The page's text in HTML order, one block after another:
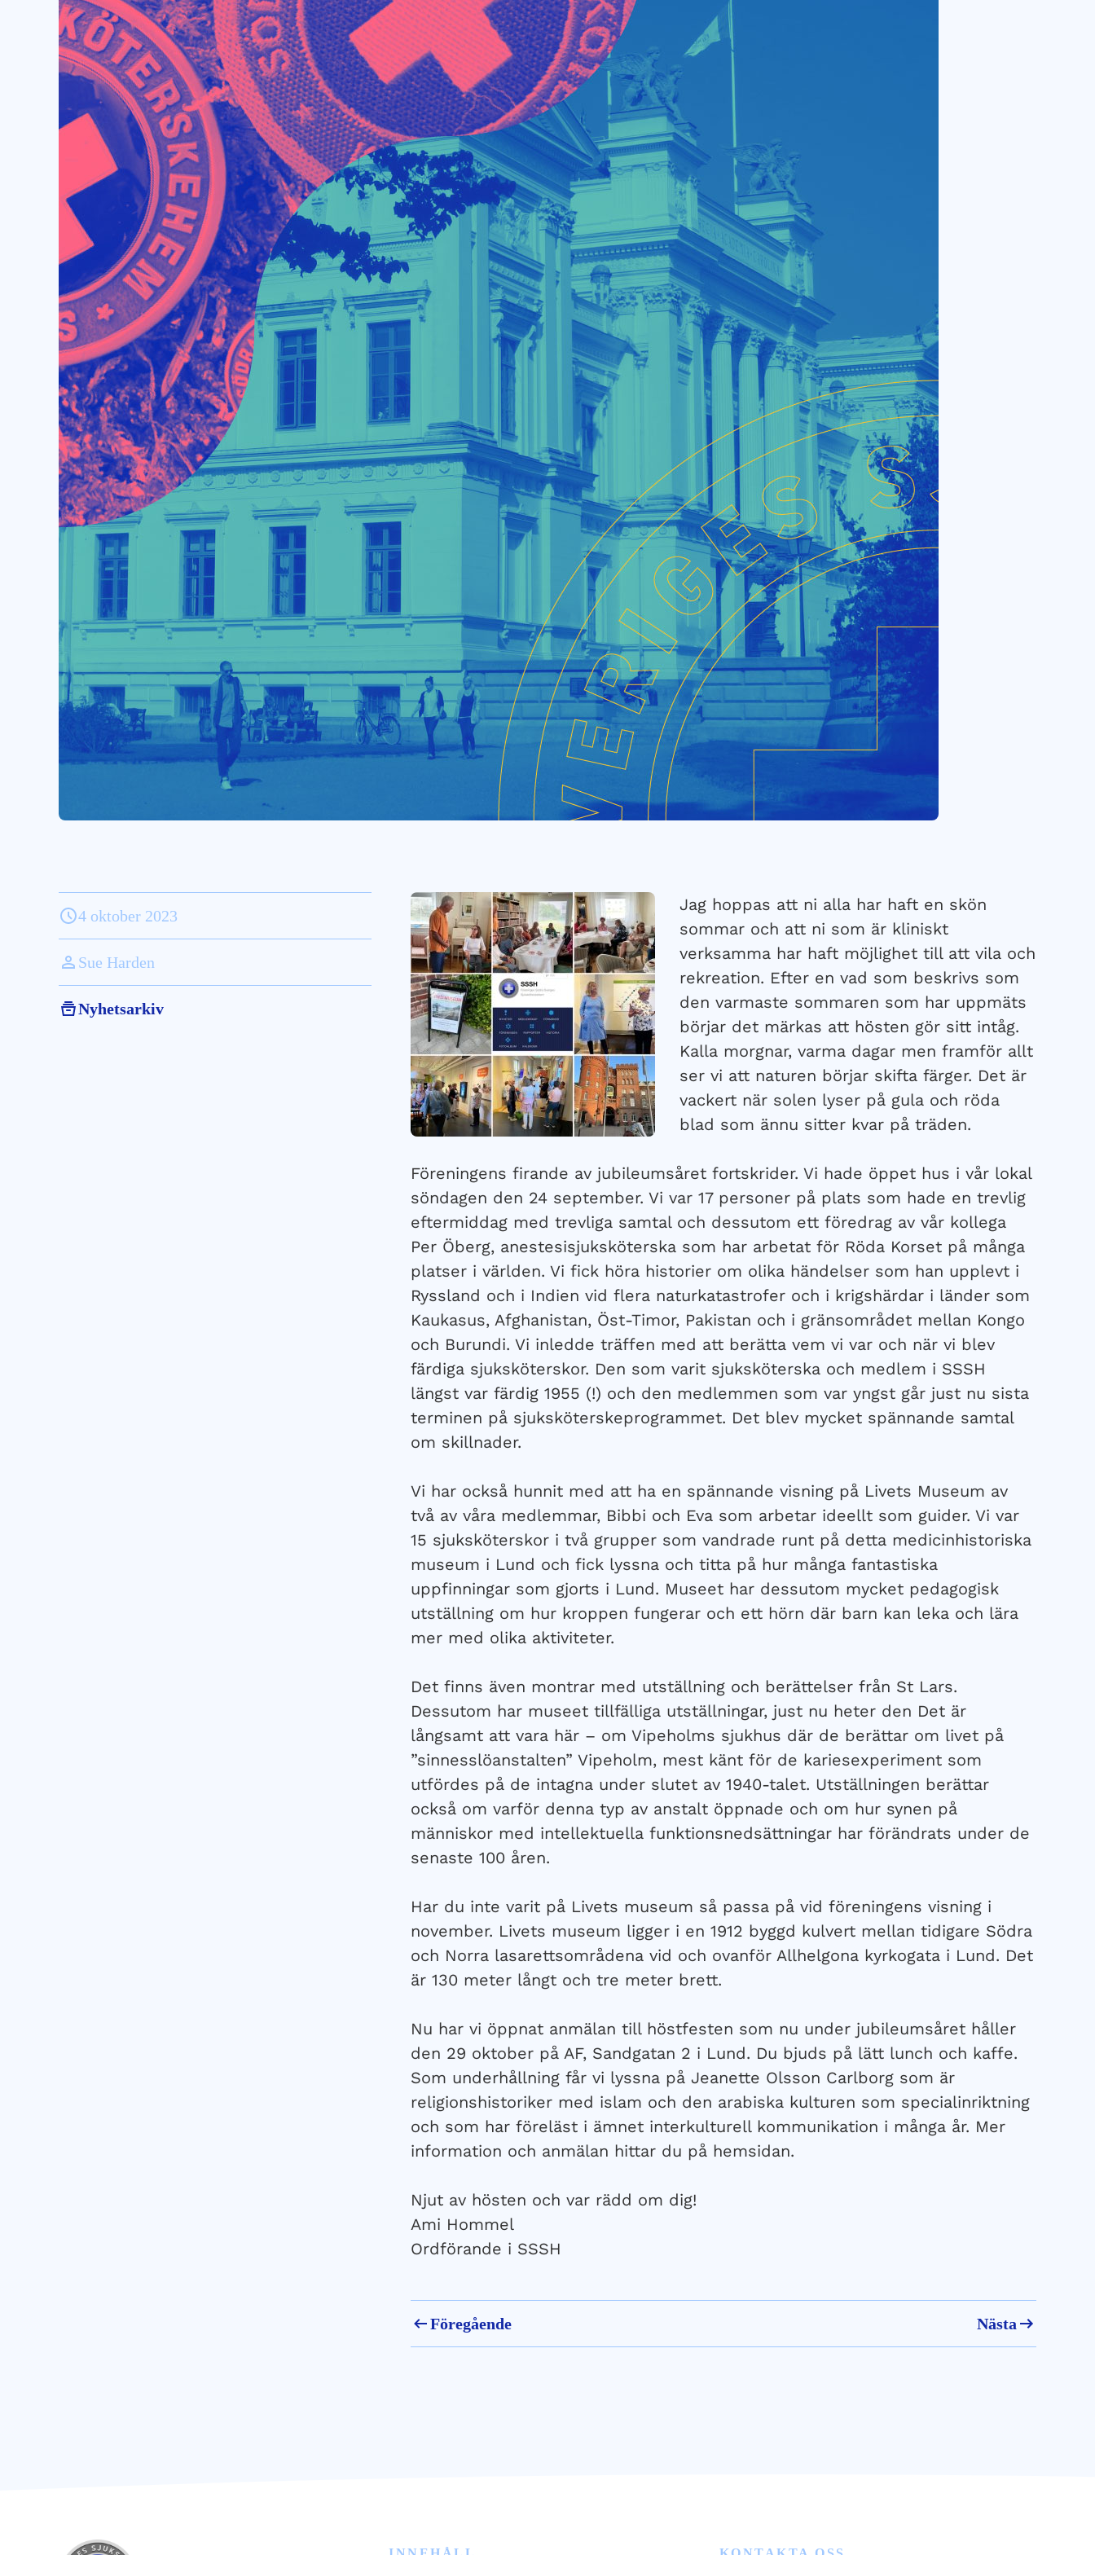
4 oktober 2023
Sue Harden
Nyhetsarkiv
Jag hoppas att ni alla har haft en skön
sommar och att ni som är kliniskt
verksamma har haft möjlighet till att vila och
rekreation. Efter en vad som beskrivs som
den varmaste sommaren som har uppmäts
börjar det märkas att hösten gör sitt intåg.
Kalla morgnar, varma dagar men framför allt
ser vi att naturen börjar skifta färger. Det är
vackert när solen lyser på gula och röda
blad som ännu sitter kvar på träden.
Föreningens firande av jubileumsåret fortskrider. Vi hade öppet hus i vår lokal
söndagen den 24 september. Vi var 17 personer på plats som hade en trevlig
eftermiddag med trevliga samtal och dessutom ett föredrag av vår kollega
Per Öberg, anestesisjuksköterska som har arbetat för Röda Korset på många
platser i världen. Vi fick höra historier om olika händelser som han upplevt i
Ryssland och i Indien vid flera naturkatastrofer och i krigshärdar i länder som
Kaukasus, Afghanistan, Öst-Timor, Pakistan och i gränsområdet mellan Kongo
och Burundi. Vi inledde träffen med att berätta vem vi var och när vi blev
färdiga sjuksköterskor. Den som varit sjuksköterska och medlem i SSSH
längst var färdig 1955 (!) och den medlemmen som var yngst går just nu sista
terminen på sjuksköterskeprogrammet. Det blev mycket spännande samtal
om skillnader.
Vi har också hunnit med att ha en spännande visning på Livets Museum av
två av våra medlemmar, Bibbi och Eva som arbetar ideellt som guider. Vi var
15 sjuksköterskor i två grupper som vandrade runt på detta medicinhistoriska
museum i Lund och fick lyssna och titta på hur många fantastiska
uppfinningar som gjorts i Lund. Museet har dessutom mycket pedagogisk
utställning om hur kroppen fungerar och ett hörn där barn kan leka och lära
mer med olika aktiviteter.
Det finns även montrar med utställning och berättelser från St Lars.
Dessutom har museet tillfälliga utställningar, just nu heter den Det är
långsamt att vara här – om Vipeholms sjukhus där de berättar om livet på
”sinnesslöanstalten” Vipeholm, mest känt för de kariesexperiment som
utfördes på de intagna under slutet av 1940-talet. Utställningen berättar
också om varför denna typ av anstalt öppnade och om hur synen på
människor med intellektuella funktionsnedsättningar har förändrats under de
senaste 100 åren.
Har du inte varit på Livets museum så passa på vid föreningens visning i
november. Livets museum ligger i en 1912 byggd kulvert mellan tidigare Södra
och Norra lasarettsområdena vid och ovanför Allhelgona kyrkogata i Lund. Det
är 130 meter långt och tre meter brett.
Nu har vi öppnat anmälan till höstfesten som nu under jubileumsåret håller
den 29 oktober på AF, Sandgatan 2 i Lund. Du bjuds på lätt lunch och kaffe.
Som underhållning får vi lyssna på Jeanette Olsson Carlborg som är
religionshistoriker med islam och den arabiska kulturen som specialinriktning
och som har föreläst i ämnet interkulturell kommunikation i många år. Mer
information och anmälan hittar du på hemsidan.
Njut av hösten och var rädd om dig!
Ami Hommel
Ordförande i SSSH
Föregående Nästa